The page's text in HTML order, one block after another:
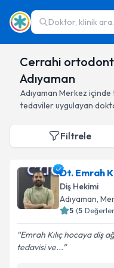
Doktor, klinik
Cerrahi
Adıyaman
Adıyaman Merkez içinde
tedavileruygulayan
Filtrele
Dt. Emrah
Diş Hekimi
Adıyaman,
5 (5
Emrah Kılıç hocaya diş
tedavisi ve...